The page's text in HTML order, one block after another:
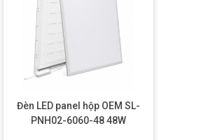
Cố định đèn chắc chắn vào cột
ốc vít đi kèm.
Kết nối nguồn điện
Đảm bảo đấu nối đúng cực, kiểm
điện.
Kiểm tra và hoàn thiện
đèn.
Điều chỉnh góc chiếu sáng phù
Đèn LED panel hộp OEM SL-
PNH02-6060-48 48W